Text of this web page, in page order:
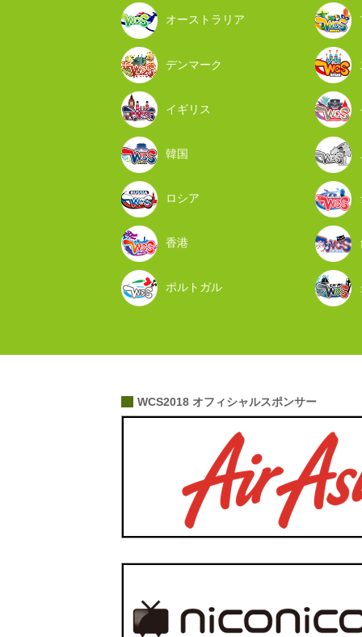
オーストラリア
デンマーク
イギリス
韓国
ロシア
香港
ポルトガル
WCS2018 オフィシャルスポンサー